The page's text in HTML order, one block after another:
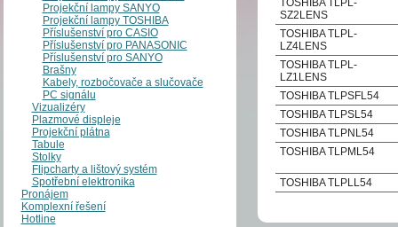
Projekční lampy SANYO
Projekční lampy TOSHIBA
Příslušenství pro CASIO
Příslušenství pro PANASONIC
Příslušenství pro SANYO
Brašny
Kabely, rozbočovače a slučovače
PC signálu
Vizualizéry
Plazmové displeje
Projekční plátna
Tabule
Stolky
Flipcharty a lištový systém
Spotřební elektronika
Pronájem
Komplexní řešení
Hotline
SZ2LENS
TOSHIBA TLPL-
LZ4LENS
TOSHIBA TLPL-
LZ1LENS
TOSHIBA TLPSFL54
TOSHIBA TLPSL54
TOSHIBA TLPNL54
TOSHIBA TLPML54
TOSHIBA TLPLL54